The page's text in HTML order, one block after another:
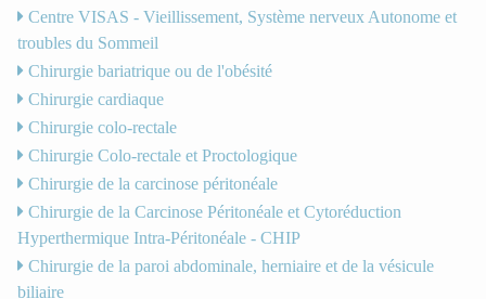
Centre VISAS - Vieillissement, Système nerveux Autonome et
troubles du Sommeil
Chirurgie bariatrique ou de l'obésité
Chirurgie cardiaque
Chirurgie colo-rectale
Chirurgie Colo-rectale et Proctologique
Chirurgie de la carcinose péritonéale
Chirurgie de la Carcinose Péritonéale et Cytoréduction
Hyperthermique Intra-Péritonéale - CHIP
Chirurgie de la paroi abdominale, herniaire et de la vésicule
biliaire